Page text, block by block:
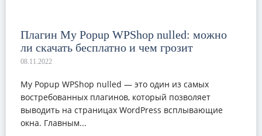
Плагин My Popup WPShop nulled: можно
ли скачать бесплатно и чем грозит
My Popup WPShop nulled — это один из самых
востребованных плагинов, который позволяет
выводить на страницах WordPress всплывающие
окна. Главным...